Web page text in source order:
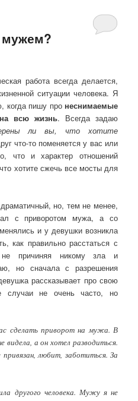
работа всегда делается,
ситуации человека. Я
когда пишу про неснимаемые
всю жизнь. Всегда задаю
ли вы, что хотите
что-то поменяется у вас или
что и характер отношений
хотите сжечь все мосты для
но, тем не менее,
с приворотом мужа, а со
и у девушки возникла
как правильно расстаться с
не причиняя никому зла и
но сначала с разрешения
рассказывает про свою
случаи не очень часто, но
сделать приворот на мужа. В
а он хотел разводиться.
любит, заботиться. За
другого человека. Мужу я не